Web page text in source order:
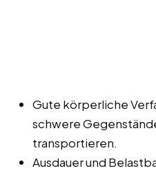
Gute körperliche
schwere
transportieren.
Ausdauer und